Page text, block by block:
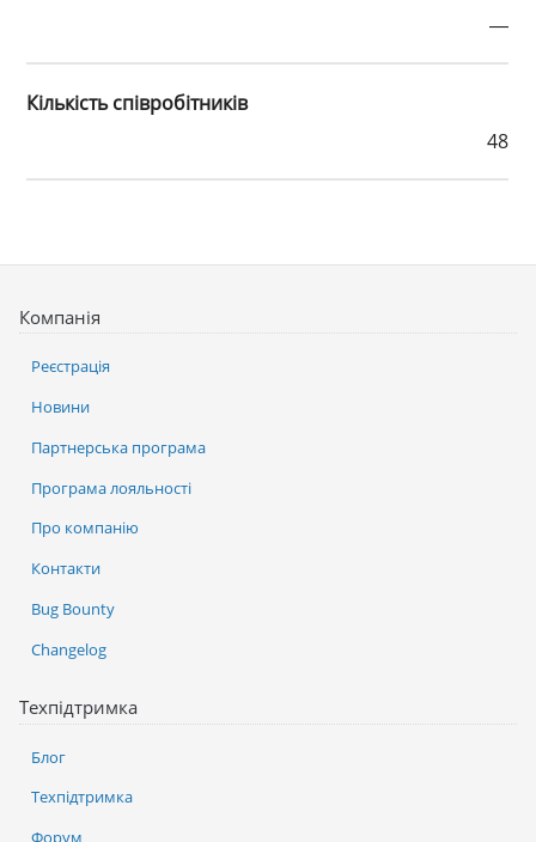
—
Кількість співробітників
48
Компанія
Реєстрація
Новини
Партнерська програма
Програма лояльності
Про компанію
Контакти
Bug Bounty
Changelog
Техпідтримка
Блог
Техпідтримка
Форум